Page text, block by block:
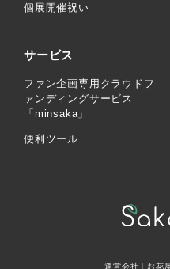
個展開催祝い
サービス
ファン企画専用クラウドフ
ァンディングサービス
「minsaka」
便利ツール
運営会社 ｜ お花